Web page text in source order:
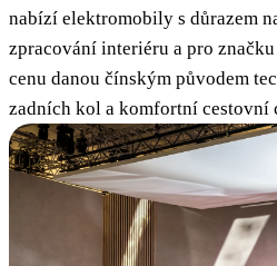
nabízí elektromobily s důrazem
zpracování interiéru a pro
cenu danou čínským původem
zadních kol a komfortní cestovní